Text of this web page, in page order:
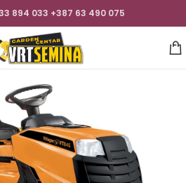
894 033 +387 63 490 075